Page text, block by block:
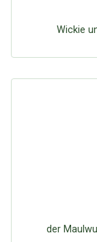
Wickie
der